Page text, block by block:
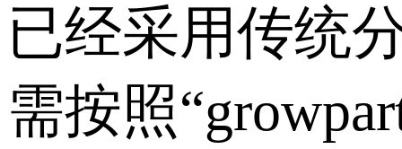
已经采用传统
需按照